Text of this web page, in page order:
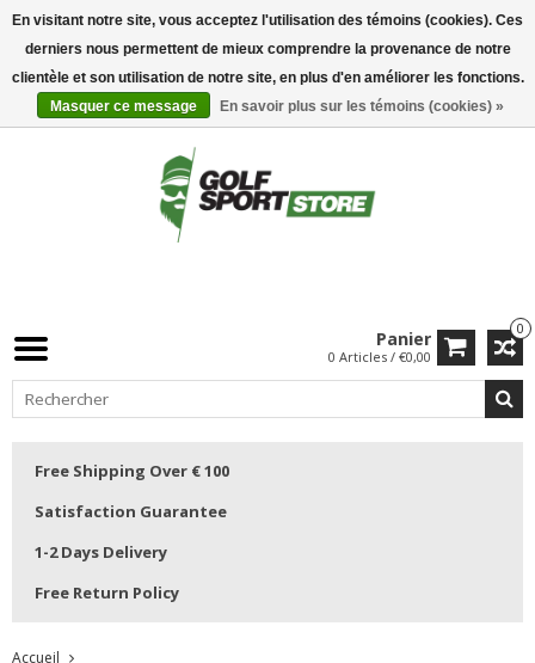
0
Panier
0 Articles / €0,00
Free Shipping Over € 100
Satisfaction Guarantee
1-2 Days Delivery
Free Return Policy
Accueil
En visitant notre site, vous acceptez l'utilisation des témoins (cookies). Ces
derniers nous permettent de mieux comprendre la provenance de notre
clientèle et son utilisation de notre site, en plus d'en améliorer les fonctions.
Masquer ce message
En savoir plus sur les témoins (cookies) »